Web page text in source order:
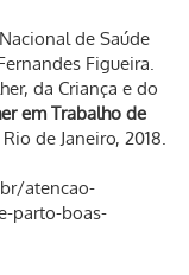
de Saúde
Figueira.
da Criança e do
em Trabalho de
Rio de Janeiro, 2018.
atencao-
parto-boas-